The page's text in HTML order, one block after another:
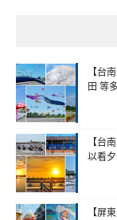
【台
田 等
【台
以看
【屏